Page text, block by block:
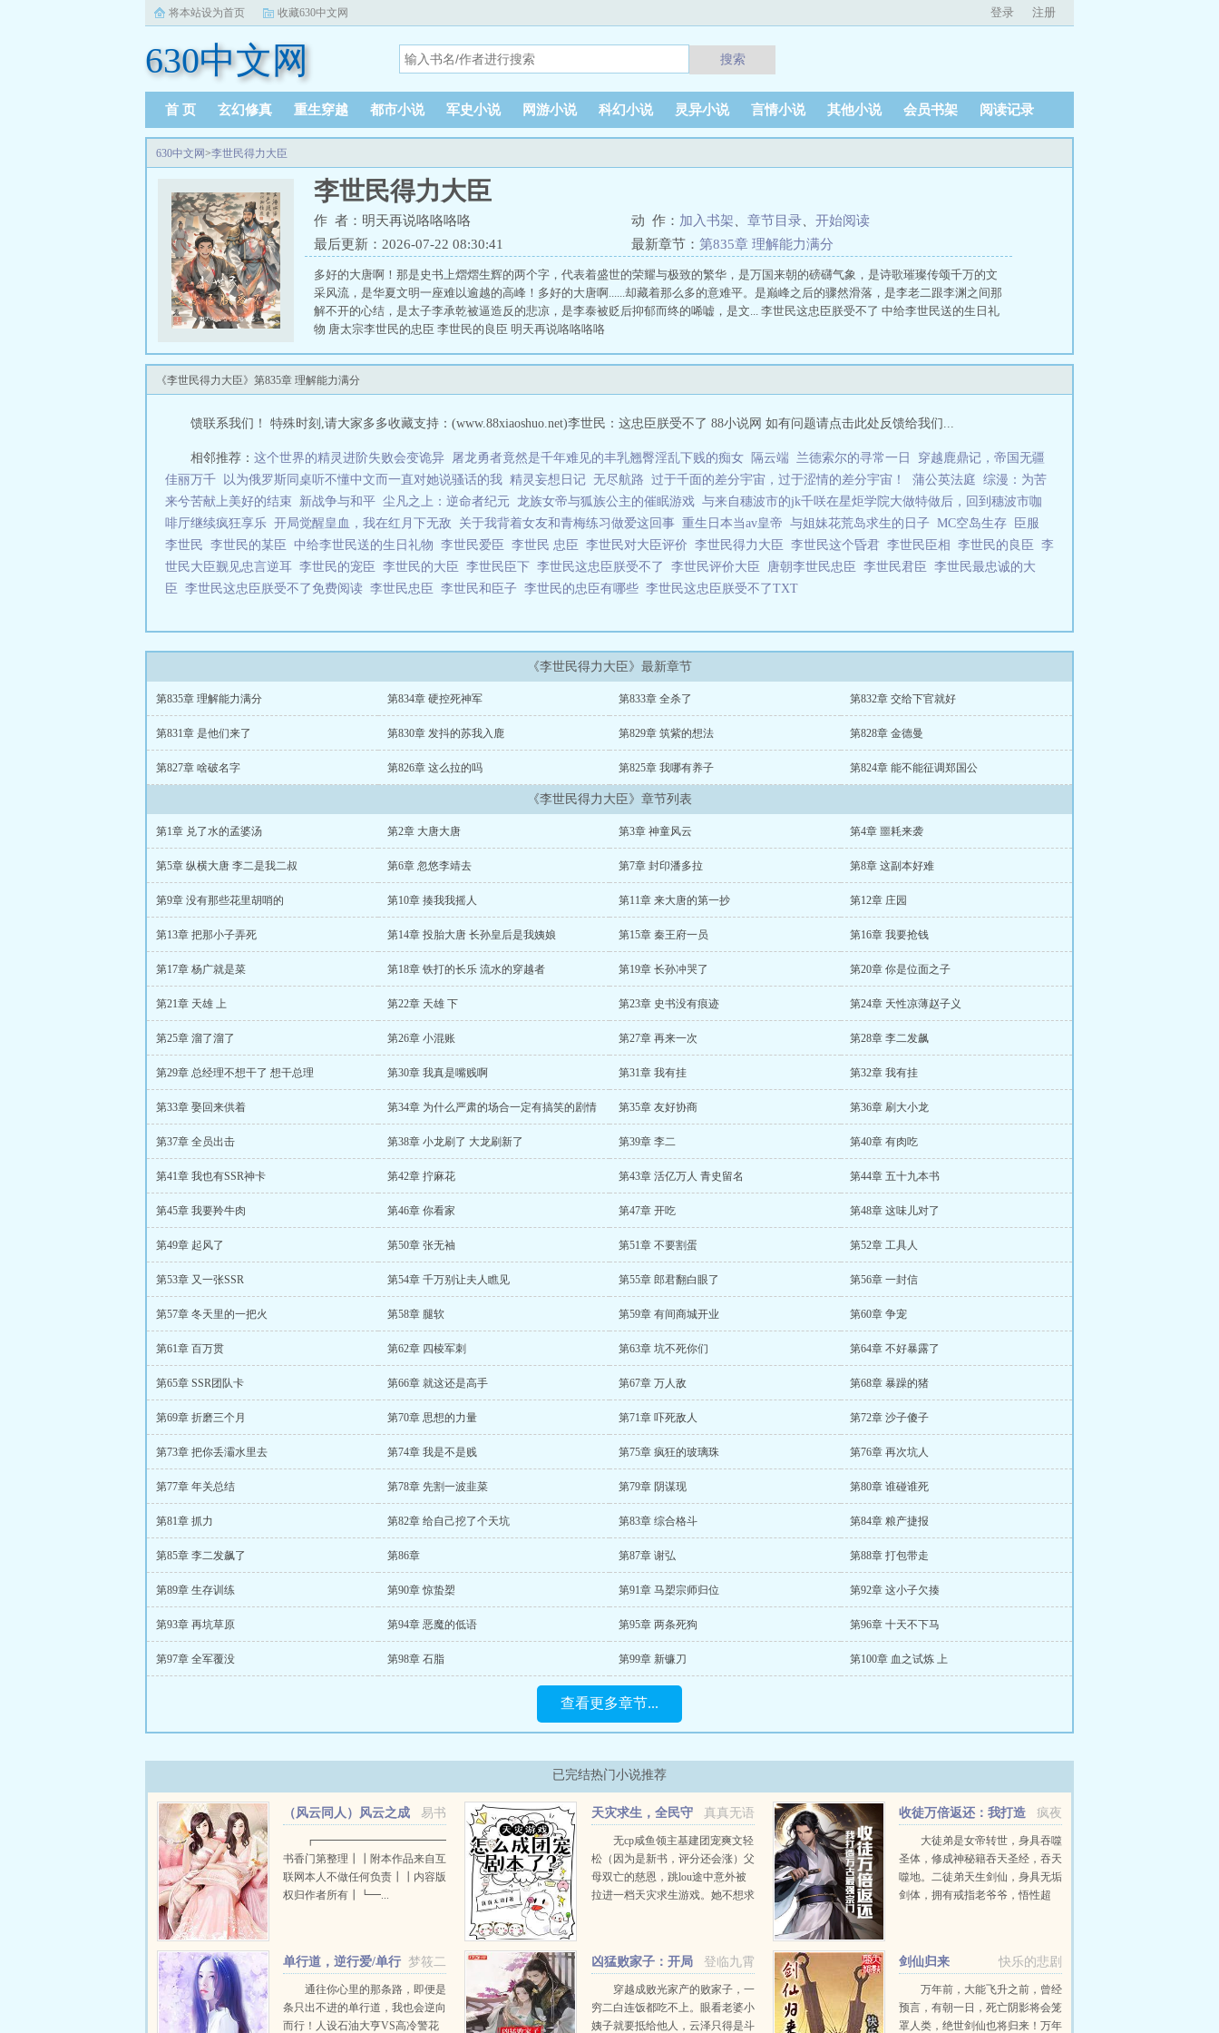
将本站设为首页 收藏630中文网 登录 注册
630中文网 搜索
首 页 玄幻修真 重生穿越 都市小说 军史小说 网游小说 科幻小说 灵异小说 言情小说 其他小说 会员书架 阅读记录
630中文网>李世民得力大臣
李世民得力大臣
作 者：明天再说咯咯咯咯 动 作： 加入书架 章节目录
开始阅读
最后更新：2026-07-22 08:30:41
最新章节： 第835章 理解能力满分
多好的大唐啊！那是史书上熠熠生辉的两个字，代表着盛世的荣耀与极致的繁华，是万国来朝的磅礴气象，是诗歌璀璨传颂千万的文
采风流，是华夏文明一座难以逾越的高峰！多好的大唐啊......却藏着那么多的意难平。是巅峰之后的骤然滑落，是李老二跟李渊之间那
解不开的心结，是太子李承乾被逼造反的悲凉，是李泰被贬后抑郁而终的唏嘘，是文... 李世民这忠臣朕受不了 中给李世民送的生日礼
物 唐太宗李世民的忠臣 李世民的良臣 明天再说咯咯咯咯
《李世民得力大臣》第835章 理解能力满分
馈联系我们！ 特殊时刻,请大家多多收藏支持：(www.88xiaoshuo.net)李世民：这忠臣朕受不了 88小说网 如有问题请点击此处反馈给我们...
相邻推荐： 这个世界的精灵进阶失败会变诡异 屠龙勇者竟然是千年难见的丰乳翘臀淫乱下贱的痴女 隔云端 兰德索尔的寻常一日
穿越鹿鼎记，帝国无疆
佳丽万千
以为俄罗斯同桌听不懂中文而一直对她说骚话的我 精灵妄想日记 无尽航路 过于千面的差分宇宙，过于涩情的差分宇宙！ 蒲公英法庭 综漫：为苦
来兮苦献上美好的结束
新战争与和平 尘凡之上：逆命者纪元 龙族女帝与狐族公主的催眠游戏 与来自穗波市的jk千咲在星炬学院大做特做后，回到穗波市咖
啡厅继续疯狂享乐 开局觉醒皇血，我在红月下无敌 关于我背着女友和青梅练习做爱这回事 重生日本当av皇帝 与姐妹花荒岛求生的日子 MC空岛生存
臣服
李世民 李世民的某臣 中给李世民送的生日礼物 李世民爱臣 李世民 忠臣 李世民对大臣评价 李世民得力大臣 李世民这个昏君 李世民臣相 李世民的良臣 李
世民大臣觐见忠言逆耳 李世民的宠臣 李世民的大臣 李世民臣下 李世民这忠臣朕受不了 李世民评价大臣 唐朝李世民忠臣 李世民君臣 李世民最忠诚的大
臣 李世民这忠臣朕受不了免费阅读 李世民忠臣 李世民和臣子 李世民的忠臣有哪些 李世民这忠臣朕受不了TXT
《李世民得力大臣》最新章节
第835章 理解能力满分 第834章 硬控死神军 第833章 全杀了 第832章 交给下官就好
第831章 是他们来了 第830章 发抖的苏我入鹿 第829章 筑紫的想法 第828章 金德曼
第827章 啥破名字 第826章 这么拉的吗 第825章 我哪有养子 第824章 能不能征调郑国公
《李世民得力大臣》章节列表
第1章 兑了水的孟婆汤 第2章 大唐大唐 第3章 神童风云 第4章 噩耗来袭
第5章 纵横大唐 李二是我二叔 第6章 忽悠李靖去 第7章 封印潘多拉 第8章 这副本好难
第9章 没有那些花里胡哨的 第10章 揍我我摇人 第11章 来大唐的第一抄 第12章 庄园
第13章 把那小子弄死 第14章 投胎大唐 长孙皇后是我姨娘 第15章 秦王府一员 第16章 我要抢钱
第17章 杨广就是菜 第18章 铁打的长乐 流水的穿越者 第19章 长孙冲哭了 第20章 你是位面之子
第21章 天雄 上 第22章 天雄 下 第23章 史书没有痕迹 第24章 天性凉薄赵子义
第25章 溜了溜了 第26章 小混账 第27章 再来一次 第28章 李二发飙
第29章 总经理不想干了 想干总理 第30章 我真是嘴贱啊 第31章 我有挂 第32章 我有挂
第33章 娶回来供着 第34章 为什么严肃的场合一定有搞笑的剧情 第35章 友好协商 第36章 刷大小龙
第37章 全员出击 第38章 小龙刷了 大龙刷新了 第39章 李二 第40章 有肉吃
第41章 我也有SSR神卡 第42章 拧麻花 第43章 活亿万人 青史留名 第44章 五十九本书
第45章 我要羚牛肉 第46章 你看家 第47章 开吃 第48章 这味儿对了
第49章 起风了 第50章 张无袖 第51章 不要割蛋 第52章 工具人
第53章 又一张SSR 第54章 千万别让夫人瞧见 第55章 郎君翻白眼了 第56章 一封信
第57章 冬天里的一把火 第58章 腿软 第59章 有间商城开业 第60章 争宠
第61章 百万贯 第62章 四棱军刺 第63章 坑不死你们 第64章 不好暴露了
第65章 SSR团队卡 第66章 就这还是高手 第67章 万人敌 第68章 暴躁的猪
第69章 折磨三个月 第70章 思想的力量 第71章 吓死敌人 第72章 沙子傻子
第73章 把你丢灞水里去 第74章 我是不是贱 第75章 疯狂的玻璃珠 第76章 再次坑人
第77章 年关总结 第78章 先割一波韭菜 第79章 阴谋现 第80章 谁碰谁死
第81章 抓力 第82章 给自己挖了个天坑 第83章 综合格斗 第84章 粮产捷报
第85章 李二发飙了 第86章 第87章 谢弘 第88章 打包带走
第89章 生存训练 第90章 惊蛰槊 第91章 马槊宗师归位 第92章 这小子欠揍
第93章 再坑草原 第94章 恶魔的低语 第95章 两条死狗 第96章 十天不下马
第97章 全军覆没 第98章 石脂 第99章 新镰刀 第100章 血之试炼 上
查看更多章节...
已完结热门小说推荐
易书
（风云同人）风云之成
为秦霜+番外
┏━━━━━━━━━━━━━━━━━━━━┓┃
书香门第整理┃┃附本作品来自互
联网本人不做任何负责┃┃内容版
权归作者所有┃┗━...
真真无语
天灾求生，全民守
护咸鱼领主
无cp咸鱼领主基建团宠爽文轻
松（因为是新书，评分还会涨）父
母双亡的慈恩，跳lou途中意外被
拉进一档天灾求生游戏。她不想求
类蘑...
疯夜
收徒万倍返还：我打造
万古最强宗门
大徒弟是女帝转世，身具吞噬
圣体，修成神秘籍吞天圣经，吞天
噬地。二徒弟天生剑仙，身具无垢
剑体，拥有戒指老爷爷，悟性超
拳碎山河。四徒弟是气运之子，...
梦筱二
单行道，逆行爱/单行
道+番外
通往你心里的那条路，即便是
条只出不进的单行道，我也会逆向
而行！人设石油大亨VS高冷警花
登临九霄
凶猛败家子：开局
捡个便宜美娇妻
穿越成败光家产的败家子，一
穷二白连饭都吃不上。眼看老婆小
姨子就要抵给他人，云泽只得是斗
快乐的悲剧
剑仙归来
万年前，大能飞升之前，曾经
预言，有朝一日，死亡阴影将会笼
罩人类，绝世剑仙也将归来！万年